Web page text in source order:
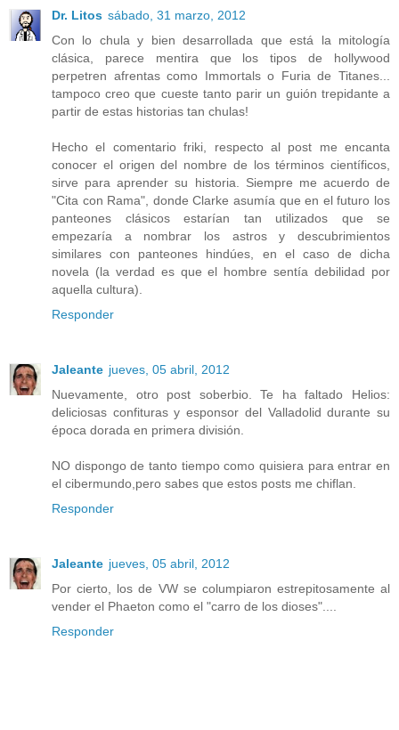
Dr. Litos sábado, 31 marzo, 2012
Con lo chula y bien desarrollada que está la mitología
clásica, parece mentira que los tipos de hollywood
perpetren afrentas como Immortals o Furia de Titanes...
tampoco creo que cueste tanto parir un guión trepidante a
partir de estas historias tan chulas!
Hecho el comentario friki, respecto al post me encanta
conocer el origen del nombre de los términos científicos,
sirve para aprender su historia. Siempre me acuerdo de
"Cita con Rama", donde Clarke asumía que en el futuro los
panteones clásicos estarían tan utilizados que se
empezaría a nombrar los astros y descubrimientos
similares con panteones hindúes, en el caso de dicha
novela (la verdad es que el hombre sentía debilidad por
aquella cultura).
Responder
Jaleante jueves, 05 abril, 2012
Nuevamente, otro post soberbio. Te ha faltado Helios:
deliciosas confituras y esponsor del Valladolid durante su
época dorada en primera división.
NO dispongo de tanto tiempo como quisiera para entrar en
el cibermundo,pero sabes que estos posts me chiflan.
Responder
Jaleante jueves, 05 abril, 2012
Por cierto, los de VW se columpiaron estrepitosamente al
vender el Phaeton como el "carro de los dioses"....
Responder